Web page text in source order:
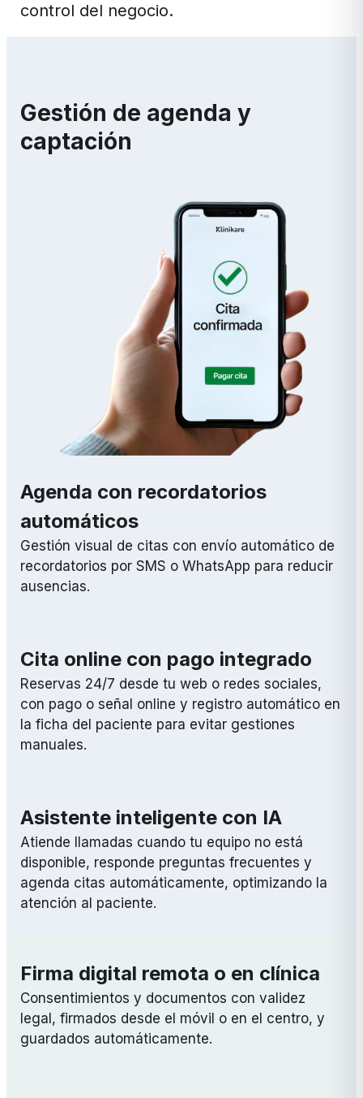
control del negocio.
Gestión de agenda y
captación
Agenda con recordatorios
automáticos
Gestión visual de citas con envío automático de
recordatorios por SMS o WhatsApp para reducir
ausencias.
Cita online con pago integrado
Reservas 24/7 desde tu web o redes sociales,
con pago o señal online y registro automático en
la ficha del paciente para evitar gestiones
manuales.
Asistente inteligente con IA
Atiende llamadas cuando tu equipo no está
disponible, responde preguntas frecuentes y
agenda citas automáticamente, optimizando la
atención al paciente.
Firma digital remota o en clínica
Consentimientos y documentos con validez
legal, firmados desde el móvil o en el centro, y
guardados automáticamente.